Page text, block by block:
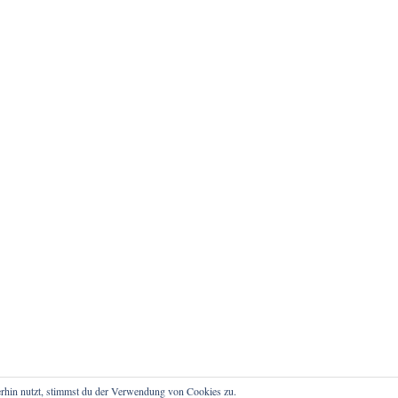
nutzt, stimmst du der Verwendung von Cookies zu.